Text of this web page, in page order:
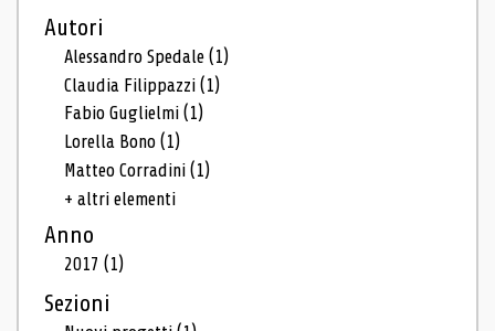
Autori
Alessandro Spedale(1)
Claudia Filippazzi(1)
Fabio Guglielmi(1)
Lorella Bono(1)
Matteo Corradini(1)
+ altri elementi
Anno
2017(1)
Sezioni